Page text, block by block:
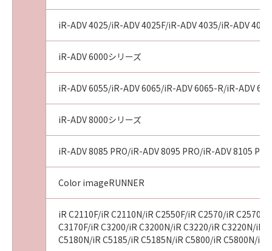
iR-ADV 4025/iR-ADV 4025F/iR-ADV 4035/iR-ADV
iR-ADV 6000シリーズ
iR-ADV 6055/iR-ADV 6065/iR-ADV 6065-R/iR-ADV
iR-ADV 8000シリーズ
iR-ADV 8085 PRO/iR-ADV 8095 PRO/iR-ADV 8105
Color imageRUNNER
iR C2110F/iR C2110N/iR C2550F/iR C2570/iR
C3170F/iR C3200/iR C3200N/iR C3220/iR C3220N/iR
C5180N/iR C5185/iR C5185N/iR C5800/iR C5800N/